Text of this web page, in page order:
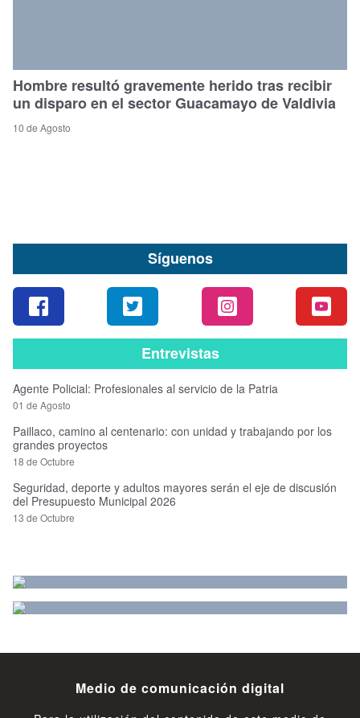
Hombre resultó gravemente herido tras recibir
un disparo en el sector Guacamayo de Valdivia
10 de Agosto
Síguenos
Entrevistas
Agente Policial: Profesionales al servicio de la Patria
01 de Agosto
Paillaco, camino al centenario: con unidad y trabajando por los
grandes proyectos
18 de Octubre
Seguridad, deporte y adultos mayores serán el eje de discusión
del Presupuesto Municipal 2026
13 de Octubre
Medio de comunicación digital